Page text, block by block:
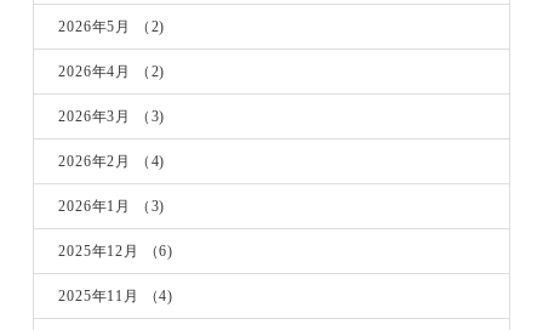
2026年5月 （2)
2026年4月 （2)
2026年3月 （3)
2026年2月 （4)
2026年1月 （3)
2025年12月 （6)
2025年11月 （4)